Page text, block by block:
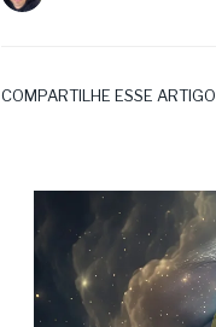
COMPARTILHE ESSE ARTIGO